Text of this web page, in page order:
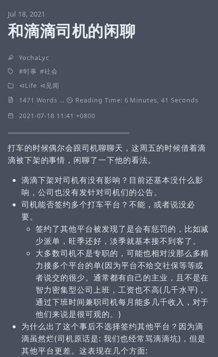
Jul 18, 2021
和滴滴司机的闲聊
YochaLyc
时事
社会
Life
见闻
1471 Words … ⏲ Reading Time: 6 Minutes, 41 Seconds
2021-07-18 11:41 +0800
打车的时候偶尔会跟司机聊聊天，这周五的时候借着滴
滴被下架的事情，闲聊了一下他的看法。
滴滴下架对司机有没有影响？目前还基本没什么影
响，公司也没有发针对司机们的公告。
司机能否签约多个打车平台？不能，或者说没必
要。
签约了其他平台被发现了是会有惩罚的，比如减
少派单，旺季还好，淡季就基本接不到客了。
大多数司机不是专职的，可能也相对没那么多精
力接多个平台的单(因为平台不给交社保等等或
者说交的很少。通常都有自己的主业，且不是在
智力密集型公司上班，工资也不高(几千水平)，
通过下班时间兼职司机每月能多几千收入，对于
他们来说是很可观的。)
为什么出了这个事后不选择签约其他平台？因为滴
滴虽然烂(司机原话是: 我们也经常骂滴滴坑)，但是
其他平台更差。这表现在几个方面: